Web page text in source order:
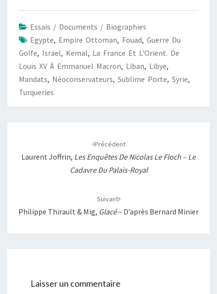
o
o
k
A
p
p
i
n
k
g
e
r
Essais / Documents / Biographies
Egypte, Empire Ottoman, Fouad, Guerre Du
Golfe, Israel, Kemal, La France Et L'Orient. De
Louis XV À Emmanuel Macron, Liban, Libye,
Mandats, Néoconservateurs, Sublime Porte, Syrie,
Turqueries
Précédent
Laurent Joffrin, Les Enquêtes De Nicolas Le Floch – Le
Cadavre Du Palais-Royal
Suivant
Philippe Thirault & Mig, Glacé– D’après Bernard Minier
Laisser un commentaire